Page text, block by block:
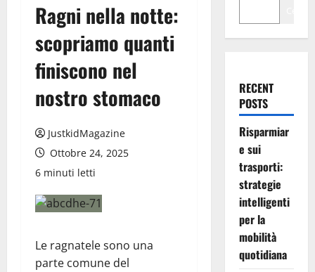
Ragni nella notte:
scopriamo quanti
finiscono nel
nostro stomaco
JustkidMagazine
Ottobre 24, 2025
6 minuti letti
Le ragnatele sono una
parte comune del
RECENT
POSTS
Risparmiar
e sui
trasporti:
strategie
intelligenti
per la
mobilità
quotidiana